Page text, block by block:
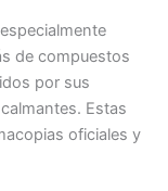
de compuestos
por sus
Estas
oficiales y